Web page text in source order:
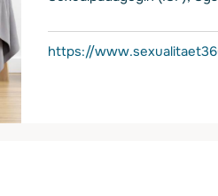
https://